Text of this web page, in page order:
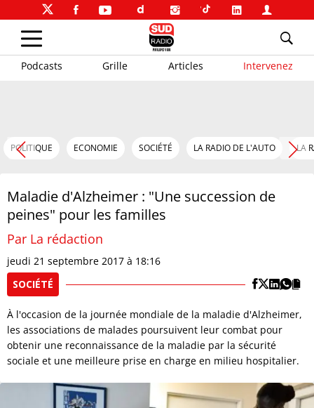
Podcasts Grille Articles Intervenez
POLITIQUE ECONOMIE SOCIÉTÉ LA RADIO DE L'AUTO LA
Maladie d'Alzheimer : "Une succession de
peines" pour les familles
Par La rédaction
jeudi 21 septembre 2017 à 18:16
SOCIÉTÉ
À l'occasion de la journée mondiale de la maladie d'Alzheimer,
les associations de malades poursuivent leur combat pour
obtenir une reconnaissance de la maladie par la sécurité
sociale et une meilleure prise en charge en milieu hospitalier.